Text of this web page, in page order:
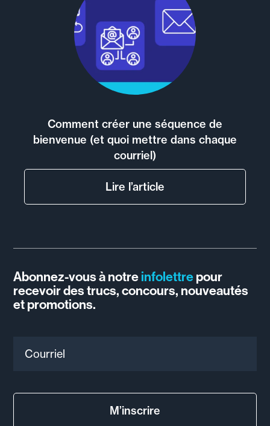
Comment créer une séquence de
bienvenue (et quoi mettre dans chaque
courriel)
Lire l’article
Abonnez-vous à notreinfolettrepour
recevoir des trucs, concours, nouveautés
et promotions.
M’inscrire